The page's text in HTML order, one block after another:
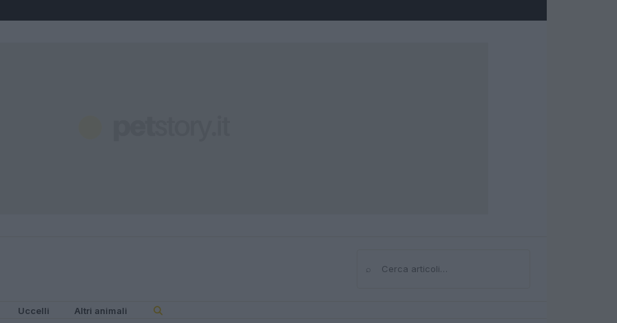
Cerca
Uccelli Altri animali